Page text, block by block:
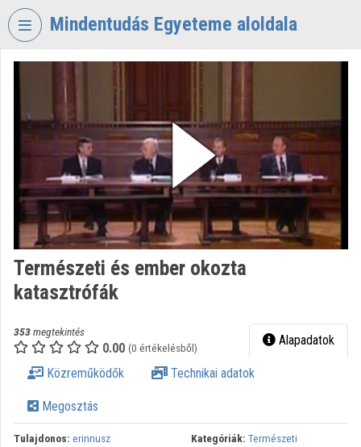
Fejléc kihagyása
Mindentudás Egyeteme aloldala
TORIUM
MINDENTUDÁS
EGYETEME
Intézményi kezdőlap
Bejelentkezés
Intézményi felfedezés
Kategóriák
Intézmények
Közreműködők
Természeti és ember okozta
katasztrófák
353megtekintés
0.00 (0 értékelésből) Alapadatok
Közreműködők Technikai adatok
Megosztás
Tulajdonos: erinnusz Kategóriák: Természeti